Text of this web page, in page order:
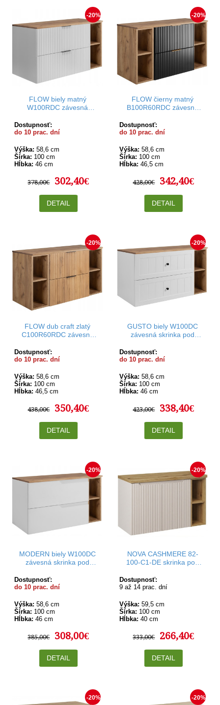
-20%
FLOW biely matný
W100RDC závesná
Dostupnosť:
do 10 prac. dní
Výška: 58,6 cm
Šírka: 100 cm
Hĺbka: 46 cm
378,00€ 302,40€
DETAIL
-20%
FLOW čierny matný
B100R60RDC závesná
Dostupnosť:
do 10 prac. dní
Výška: 58,6 cm
Šírka: 100 cm
Hĺbka: 46,5 cm
428,00€ 342,40€
DETAIL
-20%
FLOW dub craft zlatý
C100R60RDC závesná
Dostupnosť:
do 10 prac. dní
Výška: 58,6 cm
Šírka: 100 cm
Hĺbka: 46,5 cm
438,00€ 350,40€
DETAIL
-20%
GUSTO biely W100DC
závesná skrinka pod
Dostupnosť:
do 10 prac. dní
Výška: 58,6 cm
Šírka: 100 cm
Hĺbka: 46 cm
423,00€ 338,40€
DETAIL
-20%
MODERN biely W100DC
závesná skrinka pod
Dostupnosť:
do 10 prac. dní
Výška: 58,6 cm
Šírka: 100 cm
Hĺbka: 46 cm
385,00€ 308,00€
DETAIL
-20%
NOVA CASHMERE 82-
100-C1-DE skrinka pod
Dostupnosť:
9 až 14 prac. dní
Výška: 59,5 cm
Šírka: 100 cm
Hĺbka: 40 cm
333,00€ 266,40€
DETAIL
-20% -20%